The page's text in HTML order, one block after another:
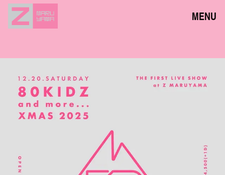
MENU
EVENTS
ACCESS
FLOOR GUIDE
FAQ
JPN ENG